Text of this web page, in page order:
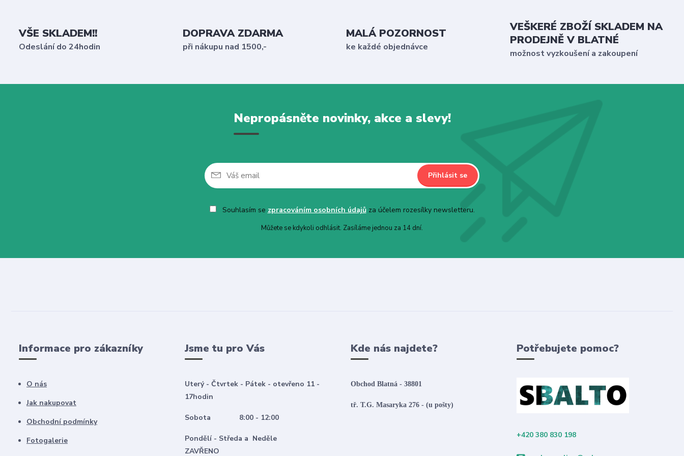
VŠE SKLADEM!!
Odeslání do 24hodin
DOPRAVA ZDARMA
při nákupu nad 1500,-
MALÁ POZORNOST
ke každé objednávce
VEŠKERÉ ZBOŽÍ SKLADEM NA
PRODEJNĚ V BLATNÉ
možnost vyzkoušení a zakoupení
Nepropásněte novinky, akce a slevy!
Přihlásit se
Souhlasím se zpracováním osobních údajůza účelem rozesílky newsletteru.
Můžete se kdykoli odhlásit. Zasíláme jednou za 14 dní.
Informace pro zákazníky
O nás
Jak nakupovat
Obchodní podmínky
Fotogalerie
Jsme tu pro Vás
Uterý - Čtvrtek - Pátek - otevřeno 11 -
17hodin
Sobota 8:00 - 12:00
Pondělí - Středa a Neděle
ZAVŘENO
Kde nás najdete?
Obchod Blatná - 38801
tř. T.G. Masaryka 276 - (u pošty)
Potřebujete pomoc?
+420 380 830 198